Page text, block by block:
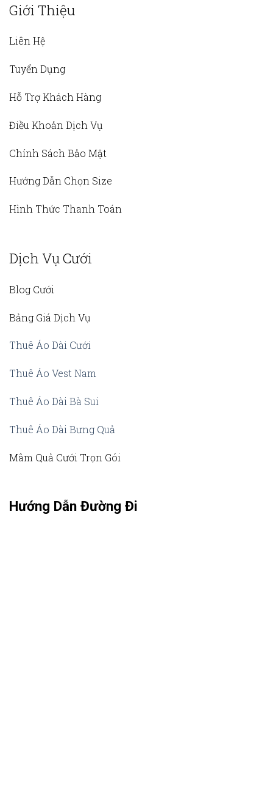
Giới Thiệu
Liên Hệ
Tuyển Dụng
Hỗ Trợ Khách Hàng
Điều Khoản Dịch Vụ
Chính Sách Bảo Mật
Hướng Dẫn Chọn Size
Hình Thức Thanh Toán
Dịch Vụ Cưới
Blog Cưới
Bảng Giá Dịch Vụ
Thuê Áo Dài Cưới
Thuê Áo Vest Nam
Thuê Áo Dài Bà Sui
Thuê Áo Dài Bưng Quả
Mâm Quả Cưới Trọn Gói
Hướng Dẫn Đường Đi